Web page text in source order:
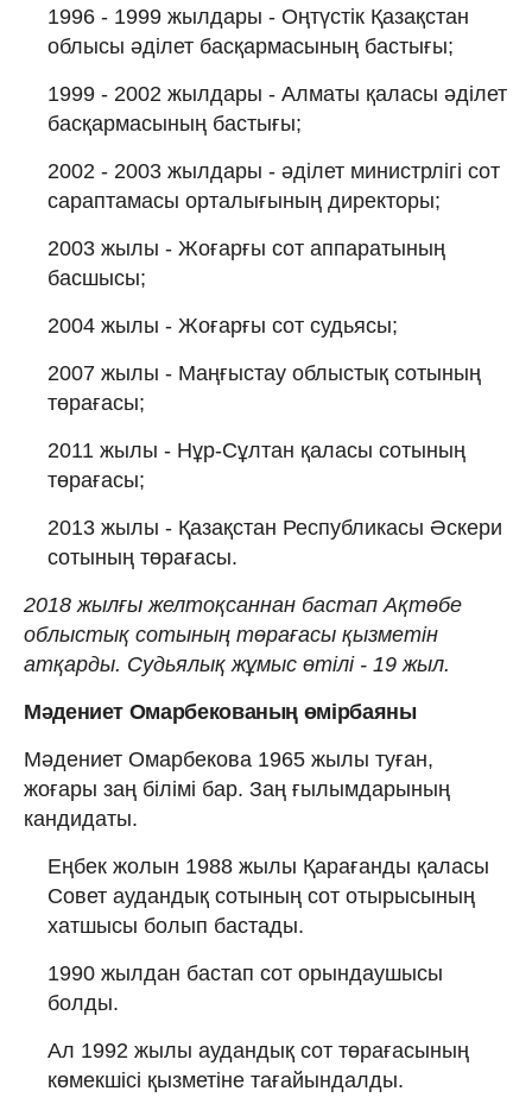
1996 - 1999 жылдары - Оңтүстік Қазақстан
облысы әділет басқармасының бастығы;
1999 - 2002 жылдары - Алматы қаласы әділет
басқармасының бастығы;
2002 - 2003 жылдары - әділет министрлігі сот
сараптамасы орталығының директоры;
2003 жылы - Жоғарғы сот аппаратының
басшысы;
2004 жылы - Жоғарғы сот судьясы;
2007 жылы - Маңғыстау облыстық сотының
төрағасы;
2011 жылы - Нұр-Сұлтан қаласы сотының
төрағасы;
2013 жылы - Қазақстан Республикасы Әскери
сотының төрағасы.
2018 жылғы желтоқсаннан бастап Ақтөбе
облыстық сотының төрағасы қызметін
атқарды. Судьялық жұмыс өтілі - 19 жыл.
Мәдениет Омарбекованың өмірбаяны
Мәдениет Омарбекова 1965 жылы туған,
жоғары заң білімі бар. Заң ғылымдарының
кандидаты.
Еңбек жолын 1988 жылы Қарағанды қаласы
Совет аудандық сотының сот отырысының
хатшысы болып бастады.
1990 жылдан бастап сот орындаушысы
болды.
Ал 1992 жылы аудандық сот төрағасының
көмекшісі қызметіне тағайындалды.